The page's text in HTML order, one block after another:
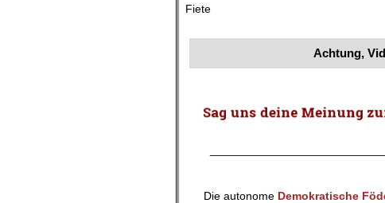
Fiete
Achtung,
Die autonome Demokratische